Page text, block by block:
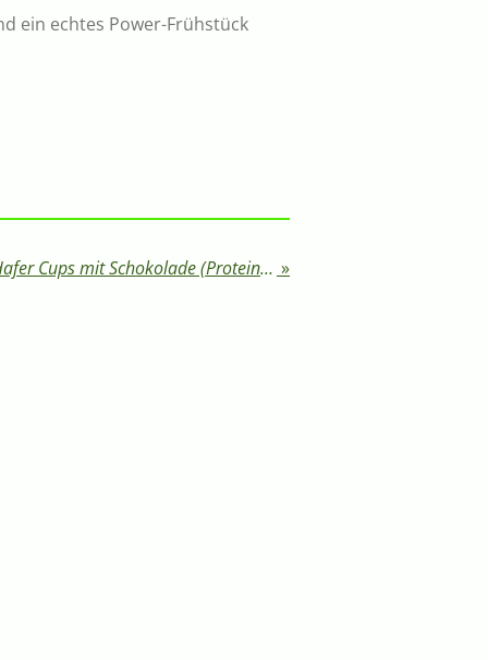
ein echtes Power-Frühstück
Gesunde Erdnussbutter-Hafer Cups mit Schokolade (Proteinreich) »